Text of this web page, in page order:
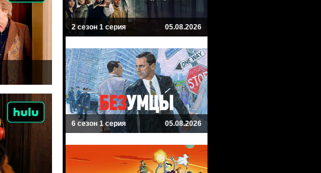
2 сезон 1 серия 05.08.2026
6 сезон 1 серия 05.08.2026